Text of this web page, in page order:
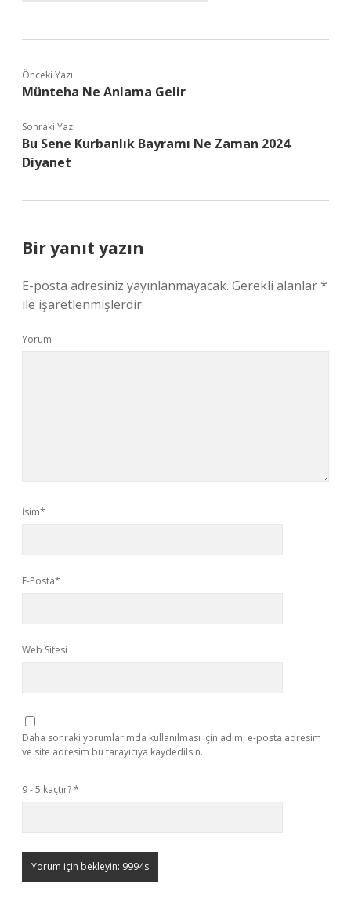
Önceki Yazı
Münteha Ne Anlama Gelir
Sonraki Yazı
Bu Sene Kurbanlık Bayramı Ne Zaman 2024
Diyanet
Bir yanıt yazın
E-posta adresiniz yayınlanmayacak. Gerekli alanlar*
ile işaretlenmişlerdir
Yorum
İsim*
E-Posta*
Web Sitesi
Daha sonraki yorumlarımda kullanılması için adım, e-posta adresim
ve site adresim bu tarayıcıya kaydedilsin.
9 - 5 kaçtır?*